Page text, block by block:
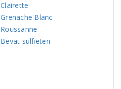
Clairette
Grenache Blanc
Roussanne
Bevat sulfieten